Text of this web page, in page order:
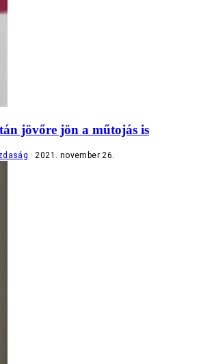
jövőre jön a műtojás is
2021. november 26.